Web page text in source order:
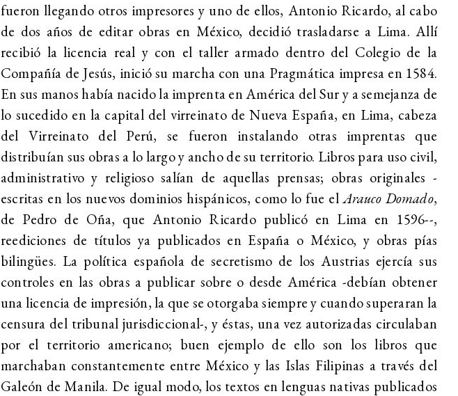
fueron llegando otros impresores y uno de ellos, Antonio Ricardo, al cabo
de dos años de editar obras en México, decidió trasladarse a Lima. Allí
recibió la licencia real y con el taller armado dentro del Colegio de la
Compañía de Jesús, inició su marcha con una Pragmática impresa en 1584.
En sus manos había nacido la imprenta en América del Sur y a semejanza de
lo sucedido en la capital del virreinato de Nueva España, en Lima, cabeza
del Virreinato del Perú, se fueron instalando otras imprentas que
distribuían sus obras a lo largo y ancho de su territorio. Libros para uso civil,
administrativo y religioso salían de aquellas prensas; obras originales -
escritas en los nuevos dominios hispánicos, como lo fue elArauco Domado,
de Pedro de Oña, que Antonio Ricardo publicó en Lima en 1596--,
reediciones de títulos ya publicados en España o México, y obras pías
bilingües. La política española de secretismo de los Austrias ejercía sus
controles en las obras a publicar sobre o desde América -debían obtener
una licencia de impresión, la que se otorgaba siempre y cuando superaran la
censura del tribunal jurisdiccional-, y éstas, una vez autorizadas circulaban
por el territorio americano; buen ejemplo de ello son los libros que
marchaban constantemente entre México y las Islas Filipinas a través del
Galeón de Manila. De igual modo, los textos en lenguas nativas publicados